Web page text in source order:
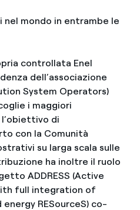
nel mondo in entrambe le
controllata Enel
dell’associazione
System Operators)
i maggiori
di
con la Comunità
su larga scala sulle
ha inoltre il ruolo
ADDRESS (Active
full integration of
RESourceS) co-